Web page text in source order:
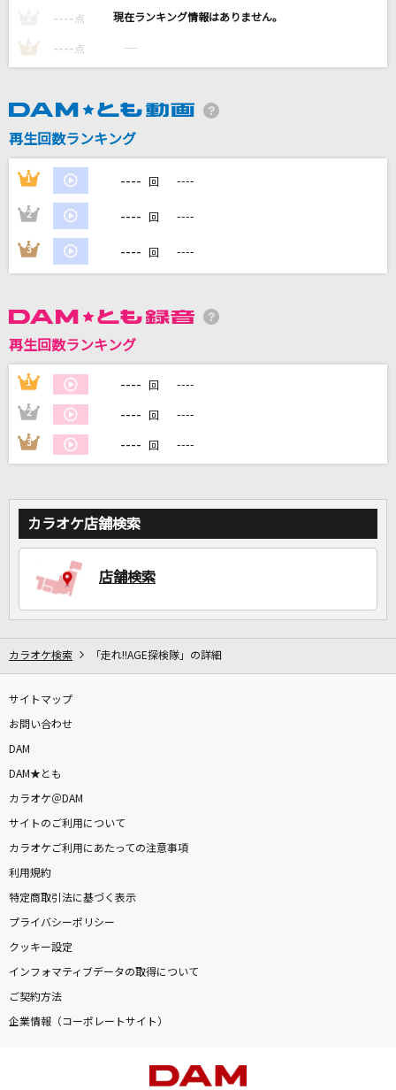
Laughing Hick
五等分の気持ち
惑う星
結束バンド
DAMの新曲・ランキングなど
DAMに会員登録・ログインして
カラオケをもっと楽しもう！
---- 点 ----
3 ---- 点 ----
再生回数ランキング
1 ---- 回 ----
2 ---- 回 ----
3 ---- 回 ----
再生回数ランキング
1 ---- 回 ----
2 ---- 回 ----
3 ---- 回 ----
カラオケ店舗検索
店舗検索
カラオケ検索 「走れ!!AGE探検隊」の詳細
サイトマップ
お問い合わせ
DAM
DAM★とも
カラオケ＠DAM
サイトのご利用について
カラオケご利用にあたっての注意事項
利用規約
特定商取引法に基づく表示
プライバシーポリシー
クッキー設定
インフォマティブデータの取得について
ご契約方法
企業情報（コーポレートサイト）